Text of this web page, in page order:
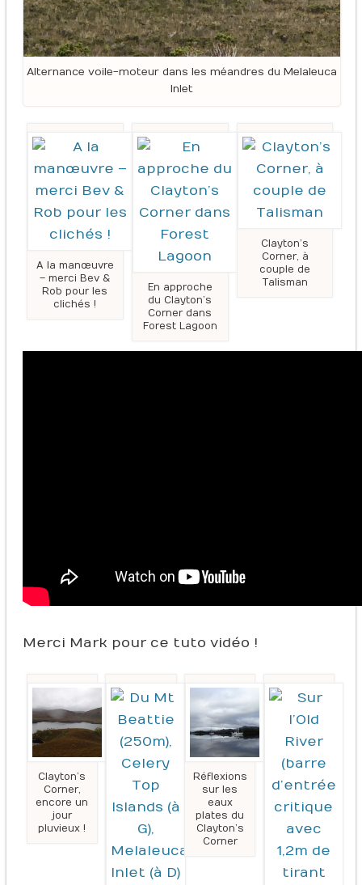
Alternance voile-moteur dans les méandres du Melaleuca
Inlet
A la manœuvre
– merci Bev &
Rob pour les
clichés !
En approche
du Clayton’s
Corner dans
Forest Lagoon
Clayton’s
Corner, à
couple de
Talisman
Merci Mark pour ce tuto vidéo !
Clayton’s
Corner,
encore un
jour
pluvieux !
Réflexions
sur les
eaux
plates du
Clayton’s
Corner